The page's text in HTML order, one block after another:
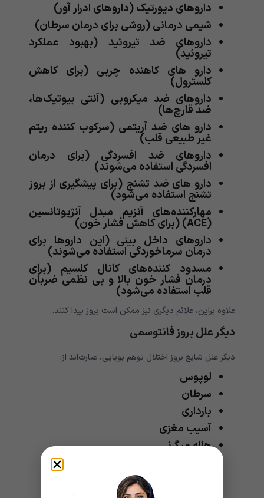
داروهای دیورتیک (داروهای ادرار آور)
شیمی درمانی (روشی برای درمان سرطان)
داروهای ضد تیروئید (بهبود عملکرد
تیروئید)
دارو های کاهنده چربی (برای کاهش
کلسترول)
داروهای ضد میکروبی (آنتی بیوتیک‌ها،
ضد قارچ‌ها)
دارو های ضد آریتمی (سرکوب کننده ریتم
غیر طبیعی قلب)
داروهای ضد افسردگی (برای درمان
افسردگی استفاده می‌شوند)
دارو های ضد تشنج (برای پیشگیری از بروز
تشنج استفاده می‌شود)
مهارکننده‌های آنزیم مبدل آنژیوتانسین
(ACE) (برای کاهش فشار خون)
داروهای داخل بینی (این داروها برای
درمان سرماخوردگی استفاده می‌شوند)
مسدود کننده‌های کانال کلسیم (برای
درمان فشار خون بالا و بی نظمی ضربان
قلب استفاده می‌شود)
علاوه براین، علائم دیگری نیز ممکن است بروز پیدا کنند.
دیگر علل بروز فانتوسمی
دیگر علل شایع بروز اختلال توهم بویایی، عبارت‌اند از:
لوپوس
سرطان
بارداری
آسیب مغزی
هاله میگرنی